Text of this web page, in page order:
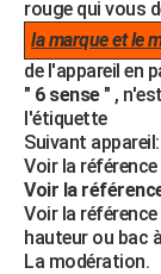
rouge qui vous
la marque et le
de l'appareil en
" 6 sense" ,
l'étiquette
Suivant appareil:
Voir la
Voir la
Voir la
hauteur ou bac
La modération.